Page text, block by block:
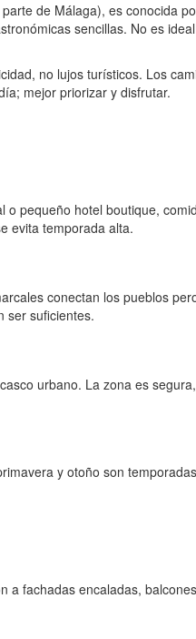
de Málaga), es conocida
sencillas. No es
no lujos turísticos. Los
mejor priorizar y disfrutar.
pequeño hotel boutique,
evita temporada alta.
conectan los pueblos
ser suficientes.
urbano. La zona es
y otoño son
a fachadas encaladas,